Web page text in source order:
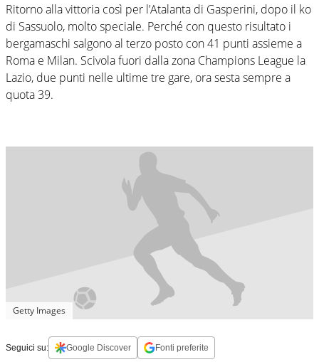
Ritorno alla vittoria così per l’Atalanta di Gasperini, dopo il ko
di Sassuolo, molto speciale. Perché con questo risultato i
bergamaschi salgono al terzo posto con 41 punti assieme a
Roma e Milan. Scivola fuori dalla zona Champions League la
Lazio, due punti nelle ultime tre gare, ora sesta sempre a
quota 39.
Getty Images
Seguici su: Google Discover Fonti preferite